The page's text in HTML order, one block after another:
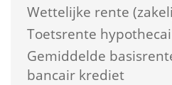
Wettelijke rente
Toetsrente
Gemiddelde
bancair krediet